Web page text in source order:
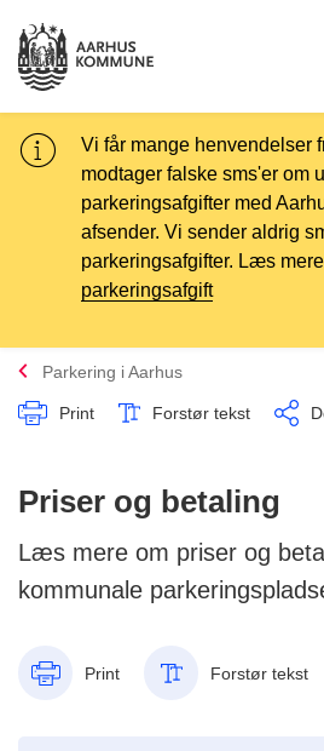
Vi får mange henvendelser
modtager falske sms'er om
parkeringsafgifter med
afsender. Vi sender aldrig
parkeringsafgifter. Læs
parkeringsafgift
Parkering i Aarhus
Print Forstør tekst
Priser og betaling
Læs mere om priser og
kommunale
Print Forstør tekst